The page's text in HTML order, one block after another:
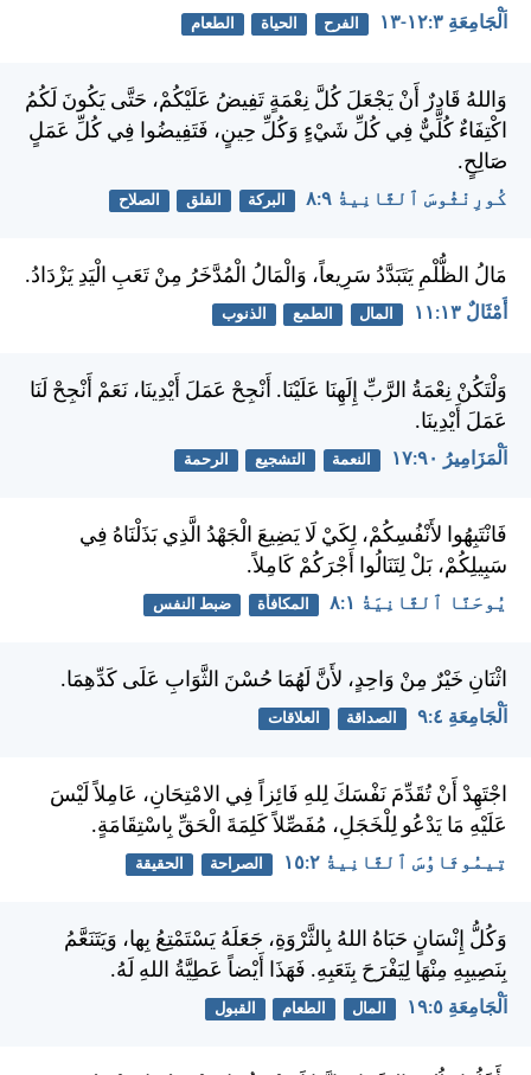
اَلْجَامِعَةِ ٣:‏١٢-‏١٣ الفرح الحياة الطعام
وَاللهُ قَادِرٌ أَنْ يَجْعَلَ كُلَّ نِعْمَةٍ تَفِيضُ عَلَيْكُمْ، حَتَّى يَكُونَ لَكُمُ
اكْتِفَاءٌ كُلِّيٌّ فِي كُلِّ شَيْءٍ وَكُلِّ حِينٍ، فَتَفِيضُوا فِي كُلِّ عَمَلٍ
صَالِحٍ.
كُورِنْثُوسَ ٱلثَّانِيةُ ٩:‏٨ البركة القلق الصلاح
مَالُ الظُّلْمِ يَتَبَدَّدُ سَرِيعاً، وَالْمَالُ الْمُدَّخَرُ مِنْ تَعَبِ الْيَدِ يَزْدَادُ.
أَمْثَالٌ ١٣:‏١١ المال الطمع الذنوب
وَلْتَكُنْ نِعْمَةُ الرَّبِّ إِلَهِنَا عَلَيْنَا. أَنْجِحْ عَمَلَ أَيْدِينَا، نَعَمْ أَنْجِحْ لَنَا
عَمَلَ أَيْدِينَا.
اَلْمَزَامِيرُ ٩٠:‏١٧ النعمة التشجيع الرحمة
فَانْتَبِهُوا لأَنْفُسِكُمْ، لِكَيْ لَا يَضِيعَ الْجَهْدُ الَّذِي بَذَلْنَاهُ فِي
سَبِيلِكُمْ، بَلْ لِتَنَالُوا أَجْرَكُمْ كَامِلاً.
يُوحَنَّا ٱلثَّانِيَةُ ١:‏٨ المكافأة ضبط النفس
اثْنَانِ خَيْرٌ مِنْ وَاحِدٍ، لأَنَّ لَهُمَا حُسْنَ الثَّوَابِ عَلَى كَدِّهِمَا.
اَلْجَامِعَةِ ٤:‏٩ الصداقة العلاقات
اجْتَهِدْ أَنْ تُقَدِّمَ نَفْسَكَ لِلهِ فَائِزاً فِي الامْتِحَانِ، عَامِلاً لَيْسَ
عَلَيْهِ مَا يَدْعُو لِلْخَجَلِ، مُفَصِّلاً كَلِمَةَ الْحَقِّ بِاسْتِقَامَةٍ.
تِيمُوثَاوُسَ ٱلثَّانِيةُ ٢:‏١٥ الصراحة الحقيقة
وَكُلُّ إِنْسَانٍ حَبَاهُ اللهُ بِالثَّرْوَةِ، جَعَلَهُ يَسْتَمْتِعُ بِها، وَيَتَنَعَّمُ
بِنَصِيبِهِ مِنْهَا لِيَفْرَحَ بِتَعَبِهِ. فَهَذَا أَيْضاً عَطِيَّةُ اللهِ لَهُ.
اَلْجَامِعَةِ ٥:‏١٩ المال الطعام القبول